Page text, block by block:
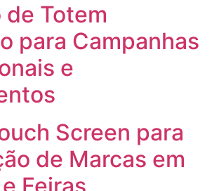
de Totem
para Campanhas
e
Screen para
de Marcas em